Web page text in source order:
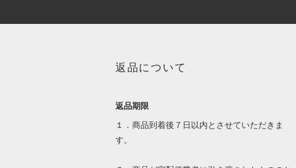
返品について
返品期限
１．商品到着後７日以内とさせていただきま
す。